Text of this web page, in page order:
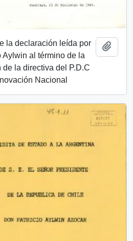
la declaración leída por
Aylwin al término de la
de la directiva del P.D.C
Nacional